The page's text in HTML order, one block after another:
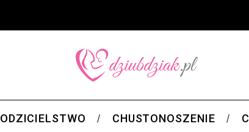
CHUSTONOSZENIE